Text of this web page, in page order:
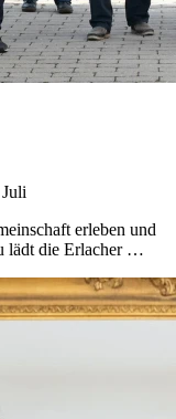
erleben und
lädt die Erlacher …